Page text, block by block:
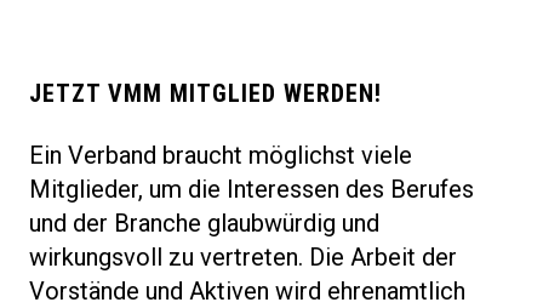
JETZT VMM MITGLIED WERDEN!
Ein Verband braucht möglichst viele
Mitglieder, um die Interessen des Berufes
und der Branche glaubwürdig und
wirkungsvoll zu vertreten. Die Arbeit der
Vorstände und Aktiven wird ehrenamtlich